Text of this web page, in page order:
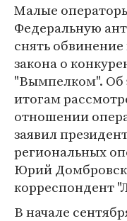
Малые
Федеральную
снять
закона о
"Вымпелком". Об
итогам
отношении
заявил
региональных
Юрий
корреспондент
В начале